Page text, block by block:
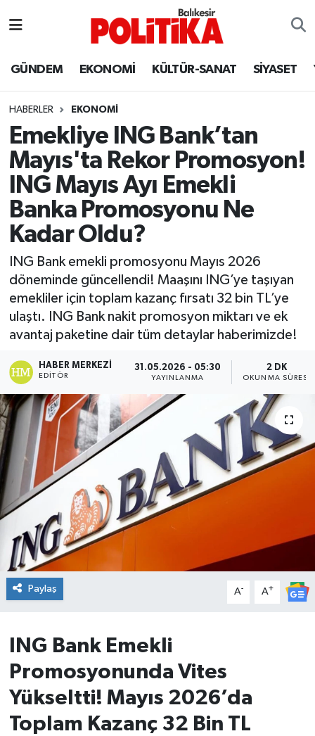
GÜNDEM EKONOMİ KÜLTÜR-SANAT SİYASET
HABERLER EKONOMİ
Emekliye ING Bank’tan
Mayıs'ta Rekor Promosyon!
ING Mayıs Ayı Emekli
Banka Promosyonu Ne
Kadar Oldu?
ING Bank emekli promosyonu Mayıs 2026
döneminde güncellendi! Maaşını ING’ye taşıyan
emekliler için toplam kazanç fırsatı 32 bin TL’ye
ulaştı. ING Bank nakit promosyon miktarı ve ek
avantaj paketine dair tüm detaylar haberimizde!
HABER MERKEZI
EDITÖR
31.05.2026 - 05:30
YAYINLANMA
2 DK
OKUNMA SÜRESI
Paylaş A- A+
ING Bank Emekli
Promosyonunda Vites
Yükseltti! Mayıs 2026’da
Toplam Kazanç 32 Bin TL
Ayvalık
Balya
Bandırma
Bigadiç
BİYOGRAFİLER
Burhaniye
ÇEVRE
DÜNYA
Dursunbey
Edremit
EĞİTİM
EKONOMİ
Erdek
Gömeç
Gönen
KENT GÜNDEMİ
Balıkesir Hava Durumu
Balıkesir Namaz Vakitleri
Balıkesir Trafik Yoğunluk Haritası
Süper Lig Puan Durumu ve Fikstür
Tüm Manşetler
Son Dakika Haberleri
Haber Arşivi